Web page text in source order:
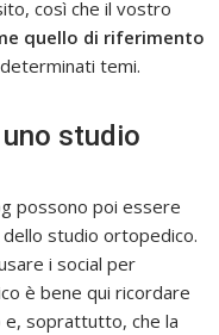
così che il vostro
quello di riferimento
temi.
studio
possono poi essere
studio ortopedico.
i social per
è bene qui ricordare
e, soprattutto, che la